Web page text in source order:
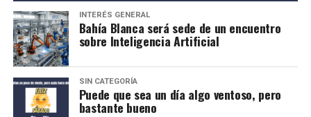
INTERÉS GENERAL
Bahía Blanca será sede de un encuentro
sobre Inteligencia Artificial
SIN CATEGORÍA
Puede que sea un día algo ventoso, pero
bastante bueno